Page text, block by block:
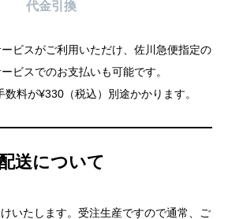
代金引換
ビスがご利用いただけ、佐川急便指定の
ビスでのお支払いも可能です。
料が¥330（税込）別途かかります。
送について
けいたします。受注生産ですので通常、ご